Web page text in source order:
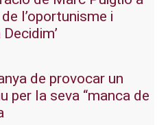
l’oportunisme i
de provocar un
per la seva “manca de